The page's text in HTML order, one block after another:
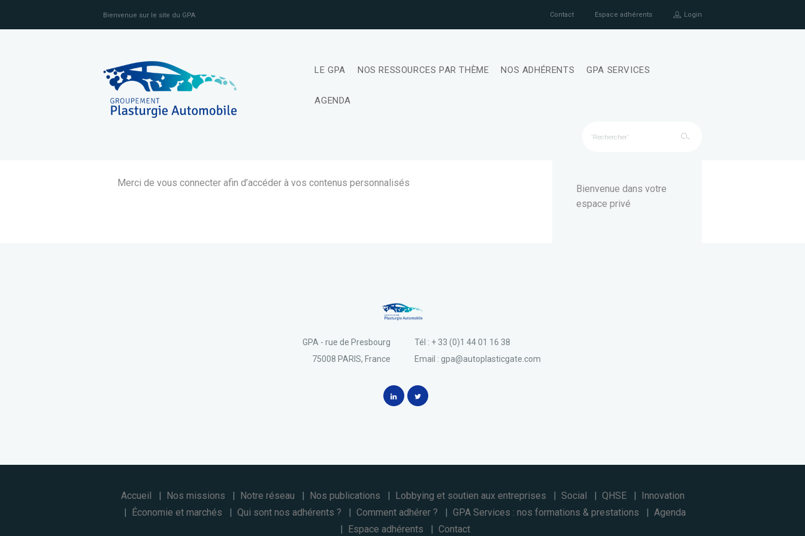
Bienvenue sur le site du GPA Contact Espace adhérents Login
LE GPA NOS RESSOURCES PAR THÈME NOS ADHÉRENTS GPA SERVICES
AGENDA
Merci de vous connecter afin d’accéder à vos contenus personnalisés
Bienvenue dans votre
espace privé
Tél : + 33 (0)1 44 01 16 38
Email : gpa@autoplasticgate.com
GPA - rue de Presbourg
75008 PARIS, France
Accueil Nos missions Notre réseau Nos publications Lobbying et soutien aux entreprises Social QHSE
Innovation
Économie et marchés
Qui sont nos adhérents ? Comment adhérer ? GPA Services : nos formations & prestations
Agenda
Espace adhérents
Contact